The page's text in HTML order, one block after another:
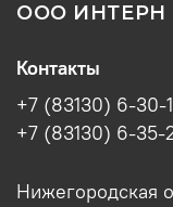
ООО ИНТЕРН
Контакты
+7 (83130) 6-30-
+7 (83130) 6-35-
Нижегородская